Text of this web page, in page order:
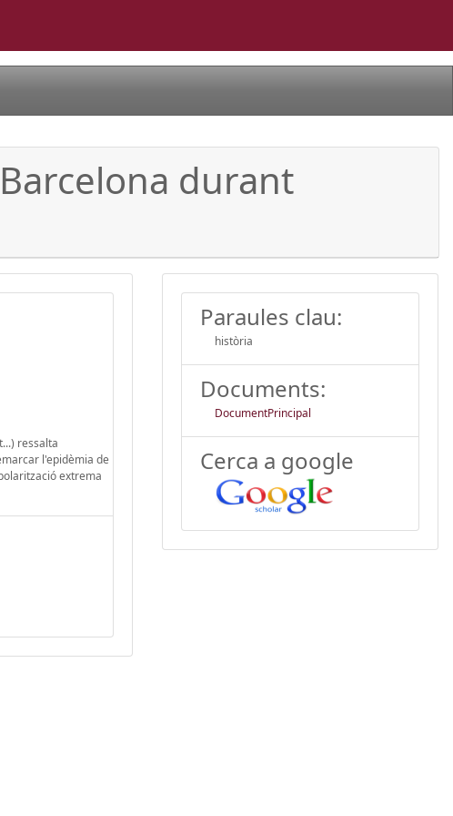
durant
ressalta
l'epidèmia de
extrema
Paraules clau:
història
Documents:
DocumentPrincipal
Cerca a google